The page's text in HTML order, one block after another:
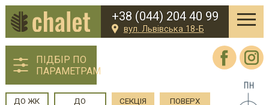
+38 (044) 204 40 99
вул. Львівська 18-Б
ПІДБІР ПО
ПАРАМЕТРАМ
ДО ЖК
ДО
СЕКЦІЯ ПОВЕРХ